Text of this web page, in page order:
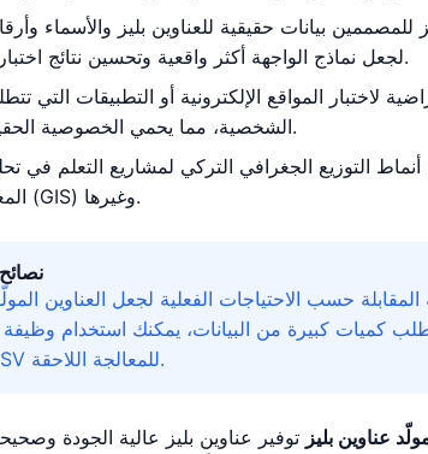
للمصممين بيانات حقيقية للعناوين بليز والأسماء
لجعل نماذج الواجهة أكثر واقعية وتحسين نتائج اختبار تجربة المستخدم.
لاختبار المواقع الإلكترونية أو التطبيقات التي
الشخصية، مما يحمي الخصوصية الحقيقية من التسريب.
التوزيع الجغرافي التركي لمشاريع التعلم في
المعلومات الجغرافية (GIS) وغيرها.
حسب الاحتياجات الفعلية لجعل العناوين
كميات كبيرة من البيانات، يمكنك استخدام وظيفة
التصدير بتنسيق CSV للمعالجة اللاحقة.
عناوين بليز توفير عناوين بليز عالية الجودة